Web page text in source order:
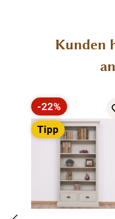
Produktgalerie
Kunden
Rabatt
-22%
Tipp